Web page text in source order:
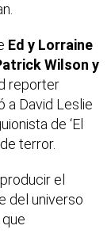
Ed y Lorraine
Wilson y
reporter
a David Leslie
de ‘El
terror.
el
del universo